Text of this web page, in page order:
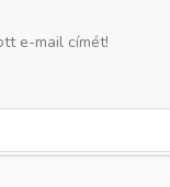
e-mail címét!